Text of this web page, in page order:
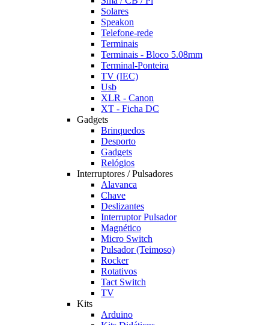
Solares
Speakon
Telefone-rede
Terminais
Terminais - Bloco 5.08mm
Terminal-Ponteira
TV (IEC)
Usb
XLR - Canon
XT - Ficha DC
Gadgets
Brinquedos
Desporto
Gadgets
Relógios
Interruptores / Pulsadores
Alavanca
Chave
Deslizantes
Interruptor Pulsador
Magnético
Micro Switch
Pulsador (Teimoso)
Rocker
Rotativos
Tact Switch
TV
Kits
Arduino